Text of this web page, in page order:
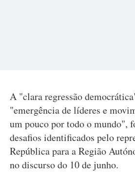
A "clara regressão
"emergência de líderes e
um pouco por todo o mundo",
desafios identificados pelo
República para a Região
no discurso do 10 de junho.